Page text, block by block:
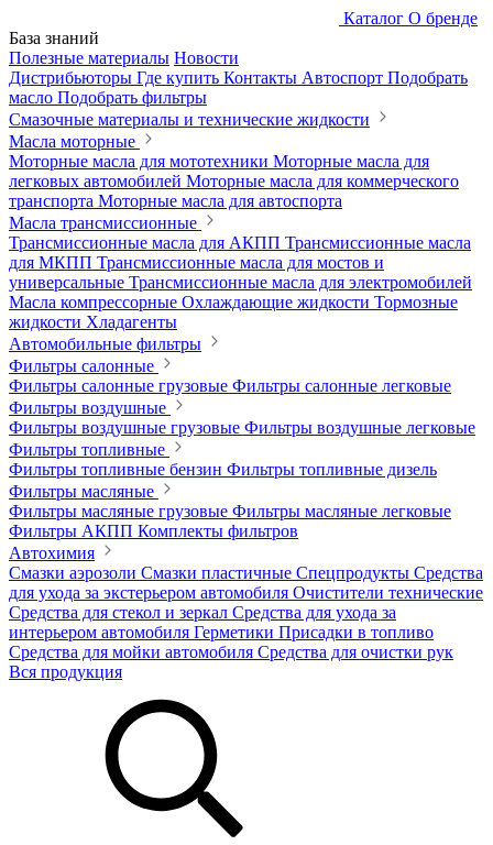
Каталог О бренде
База знаний
Полезные материалы Новости
Дистрибьюторы Где купить Контакты Автоспорт Подобрать
масло Подобрать фильтры
Смазочные материалы и технические жидкости
Масла моторные
Моторные масла для мототехники Моторные масла для
легковых автомобилей Моторные масла для коммерческого
транспорта Моторные масла для автоспорта
Масла трансмиссионные
Трансмиссионные масла для АКПП Трансмиссионные масла
для МКПП Трансмиссионные масла для мостов и
универсальные Трансмиссионные масла для электромобилей
Масла компрессорные Охлаждающие жидкости Тормозные
жидкости Хладагенты
Автомобильные фильтры
Фильтры салонные
Фильтры салонные грузовые Фильтры салонные легковые
Фильтры воздушные
Фильтры воздушные грузовые Фильтры воздушные легковые
Фильтры топливные
Фильтры топливные бензин Фильтры топливные дизель
Фильтры масляные
Фильтры масляные грузовые Фильтры масляные легковые
Фильтры АКПП Комплекты фильтров
Автохимия
Смазки аэрозоли Смазки пластичные Спецпродукты Средства
для ухода за экстерьером автомобиля Очистители технические
Средства для стекол и зеркал Средства для ухода за
интерьером автомобиля Герметики Присадки в топливо
Средства для мойки автомобиля Средства для очистки рук
Вся продукция